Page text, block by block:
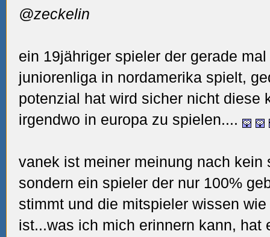
@zeckelin
ein 19jähriger spieler der gerade
juniorenliga in nordamerika spielt,
potenzial hat wird sicher nicht diese
irgendwo in europa zu spielen....
vanek ist meiner meinung nach kein
sondern ein spieler der nur 100%
stimmt und die mitspieler wissen
ist...was ich mich erinnern kann, hat